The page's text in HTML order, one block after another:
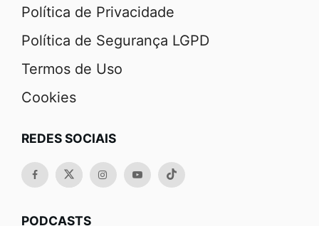
Política de Privacidade
Política de Segurança LGPD
Termos de Uso
Cookies
REDES SOCIAIS
PODCASTS